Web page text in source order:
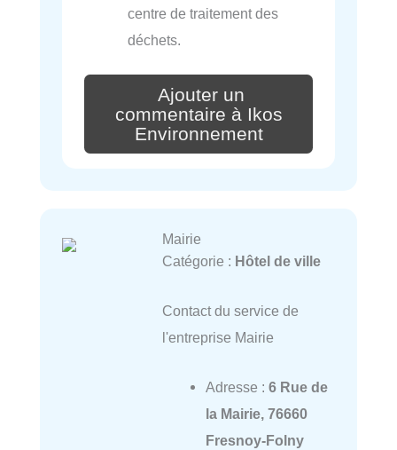
centre de traitement des
déchets.
Ajouter un
commentaire à Ikos
Environnement
Mairie
Catégorie : Hôtel de ville
Contact du service de
l'entreprise Mairie
Adresse : 6 Rue de
la Mairie, 76660
Fresnoy-Folny